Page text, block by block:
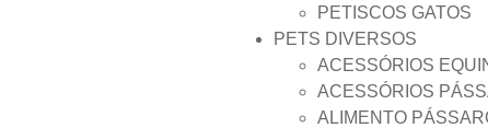
PETISCOS GATOS
PETS DIVERSOS
ACESSÓRIOS
ACESSÓRIOS
ALIMENTO